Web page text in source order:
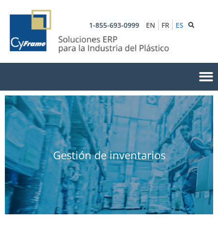
1-855-693-0999 EN FR ES
Gestión de inventarios